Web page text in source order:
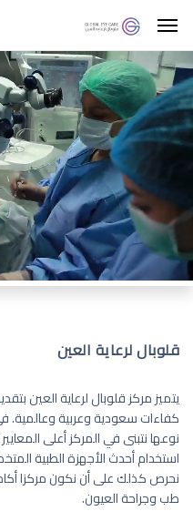
قلوبال لرعاية العين
يتميز مركز قلوبال لرعاية العين
كفاءات سعودية وعربية
نوعها نتبنى في المركز أعلى
استخدام أحدث الأجهزة الطبية
نحرص كذلك على أن نكون مركزا
طب وجراحة العيون.